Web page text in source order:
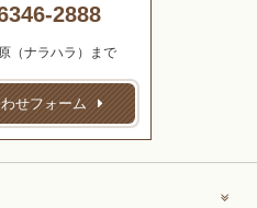
2888
（ナラハラ）まで
せフォーム